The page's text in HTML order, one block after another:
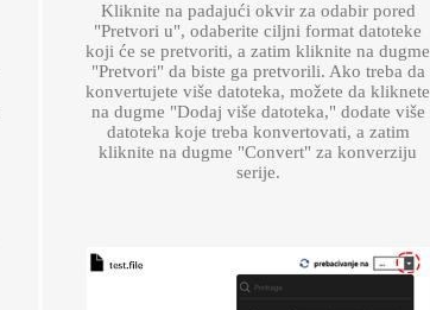
Kliknite na padajući okvir za odabir pored
"Pretvori u", odaberite ciljni format datoteke
koji će se pretvoriti, a zatim kliknite na dugme
"Pretvori" da biste ga pretvorili. Ako treba da
konvertujete više datoteka, možete da kliknete
na dugme "Dodaj više datoteka," dodate više
datoteka koje treba konvertovati, a zatim
kliknite na dugme "Convert" za konverziju
serije.